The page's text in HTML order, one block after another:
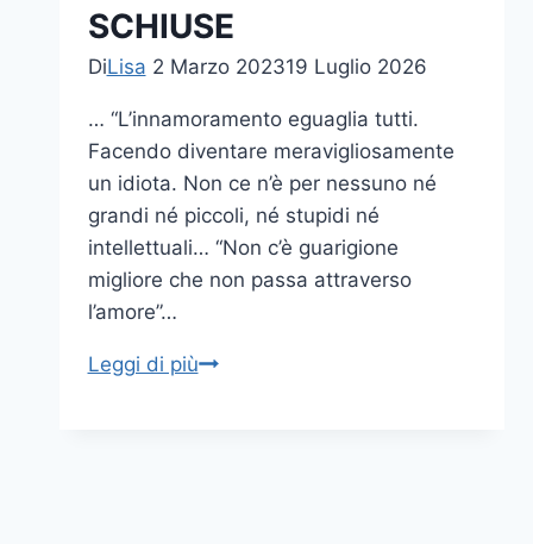
SCHIUSE
DiLisa 2 Marzo 202319 Luglio 2026
… “L’innamoramento eguaglia tutti.
Facendo diventare meravigliosamente
un idiota. Non ce n’è per nessuno né
grandi né piccoli, né stupidi né
intellettuali… “Non c’è guarigione
migliore che non passa attraverso
l’amore”…
Leggi di piùI